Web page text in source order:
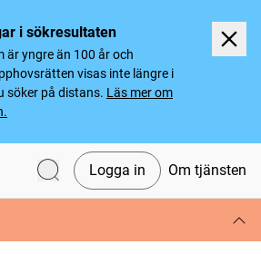
i sökresultaten
är yngre än 100 år och
visas inte längre i
söker på distans. Läs mer om
Logga in Om tjänsten